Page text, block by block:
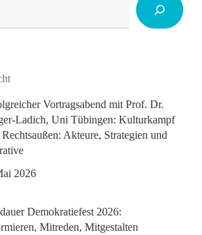
Vortragsabend mit Prof. Dr.
Ladich, Uni Tübingen: Kulturkampf
Akteure, Strategien und
2026
Demokratiefest 2026:
Mitreden, Mitgestalten